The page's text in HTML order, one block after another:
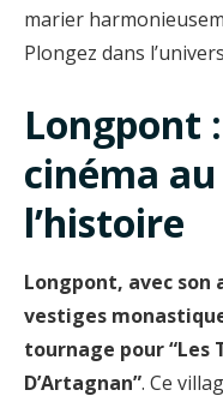
marier
Plongez dans
Longpont
cinéma
l’histoire
Longpont, avec son
vestiges
tournage pour “Les
D’Artagnan”. Ce